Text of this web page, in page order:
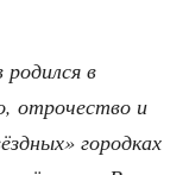
в
отро­че­ство и
город­ках